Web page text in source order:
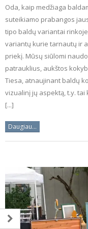
Oda, kaip medžiaga
suteikiamo prabangos
tipo baldų variantai
variantų kurie tarnautų ir
priekį. Mūsų siūlomi
patrauklius, aukštos
Tiesa, atnaujinant baldų
vizualinį jų aspektą, t.y.
[...]
Daugiau...